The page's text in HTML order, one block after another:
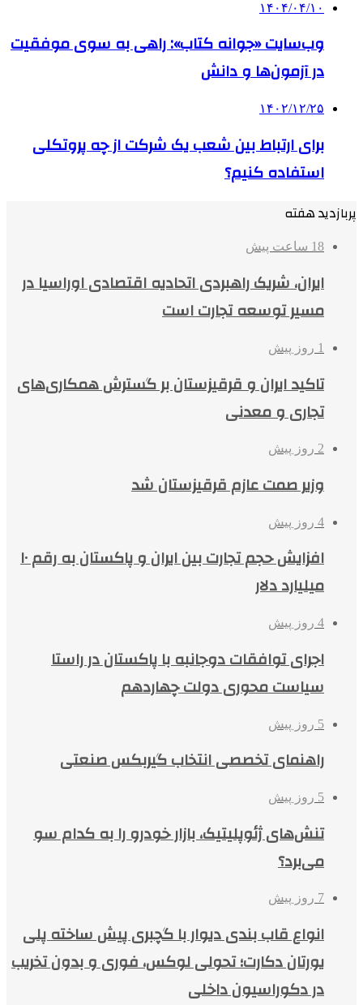
۱۴۰۴/۰۴/۱۰
وب‌سایت «جوانه کتاب»: راهی به سوی موفقیت
در آزمون‌ها و دانش
۱۴۰۲/۱۲/۲۵
برای ارتباط بین شعب یک شرکت از چه پروتکلی
استفاده کنیم؟
پربازدید هفته
18 ساعت پیش
ایران، شریک راهبردی اتحادیه اقتصادی اوراسیا در
مسیر توسعه تجارت است
1 روز پیش
تاکید ایران و قرقیزستان بر گسترش همکاری‌های
تجاری و معدنی
2 روز پیش
وزیر صمت عازم قرقیزستان شد
4 روز پیش
افزایش حجم تجارت بین ایران و پاکستان به رقم ۱۰
میلیارد دلار
4 روز پیش
اجرای توافقات دوجانبه با پاکستان در راستا
سیاست محوری دولت چهاردهم
5 روز پیش
راهنمای تخصصی انتخاب گیربکس صنعتی
5 روز پیش
تنش‌های ژئوپلیتیک، بازار خودرو را به کدام سو
می‌برد؟
7 روز پیش
انواع قاب بندی دیوار با گچبری پیش ساخته پلی
یورتان دکارت؛ تحولی لوکس، فوری و بدون تخریب
در دکوراسیون داخلی